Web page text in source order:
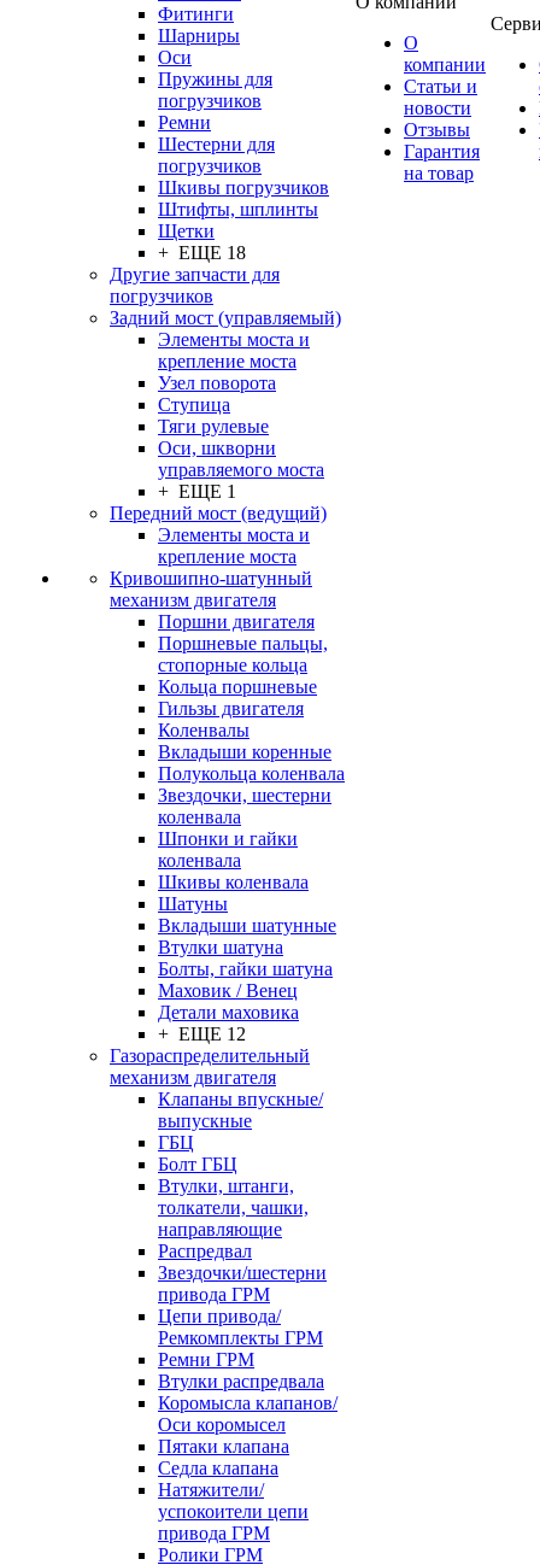
Фитинги
Шарниры
Оси
Пружины для
погрузчиков
Ремни
Шестерни для
погрузчиков
Шкивы погрузчиков
Штифты, шплинты
Щетки
+ ЕЩЕ 18
Другие запчасти для
погрузчиков
Задний мост (управляемый)
Элементы моста и
крепление моста
Узел поворота
Ступица
Тяги рулевые
Оси, шкворни
управляемого моста
+ ЕЩЕ 1
Передний мост (ведущий)
Элементы моста и
крепление моста
Кривошипно-шатунный
механизм двигателя
Поршни двигателя
Поршневые пальцы,
стопорные кольца
Кольца поршневые
Гильзы двигателя
Коленвалы
Вкладыши коренные
Полукольца коленвала
Звездочки, шестерни
коленвала
Шпонки и гайки
коленвала
Шкивы коленвала
Шатуны
Вкладыши шатунные
Втулки шатуна
Болты, гайки шатуна
Маховик / Венец
Детали маховика
+ ЕЩЕ 12
Газораспределительный
механизм двигателя
Клапаны впускные/
выпускные
ГБЦ
Болт ГБЦ
Втулки, штанги,
толкатели, чашки,
направляющие
Распредвал
Звездочки/шестерни
привода ГРМ
Цепи привода/
Ремкомплекты ГРМ
Ремни ГРМ
Втулки распредвала
Коромысла клапанов/
Оси коромысел
Пятаки клапана
Седла клапана
Натяжители/
успокоители цепи
привода ГРМ
Ролики ГРМ
О
компании
Статьи и
новости
Отзывы
Гарантия
на товар